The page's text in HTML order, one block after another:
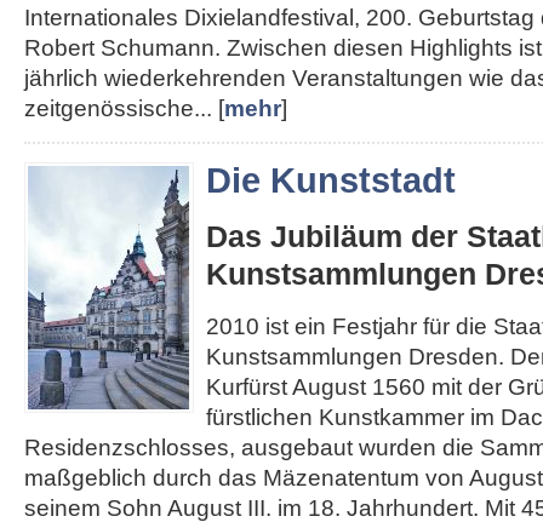
Internationales Dixielandfestival, 200.
Robert Schumann. Zwischen diesen Highlights
jährlich wiederkehrenden Veranstaltungen wie
zeitgenössische... [mehr]
Die Kunststadt
Das Jubiläum der
Kunstsammlungen
2010 ist ein Festjahr für die
Kunstsammlungen Dresden.
Kurfürst August 1560 mit der
fürstlichen Kunstkammer im
Residenzschlosses, ausgebaut wurden die
maßgeblich durch das Mäzenatentum von
seinem Sohn August III. im 18. Jahrhundert. Mit